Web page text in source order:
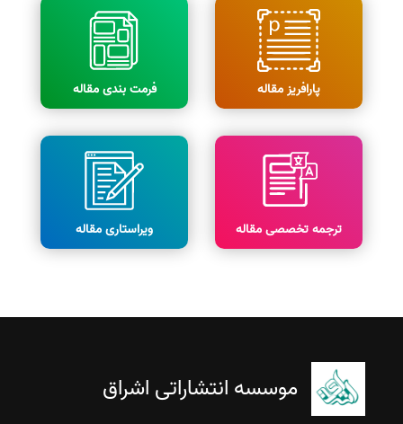
پارافریز مقاله فرمت بندی مقاله
ترجمه تخصصی مقاله ویراستاری مقاله
موسسه انتشاراتی اشراق